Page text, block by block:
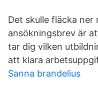
Det skulle fläcka ner
ansökningsbrev är
tar dig vilken
att klara
Sanna brandelius